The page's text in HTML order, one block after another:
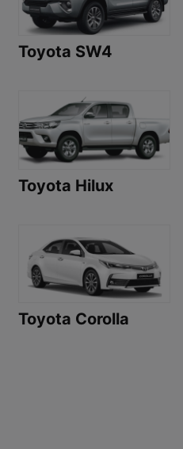
Toyota SW4
Toyota Hilux
Toyota Corolla